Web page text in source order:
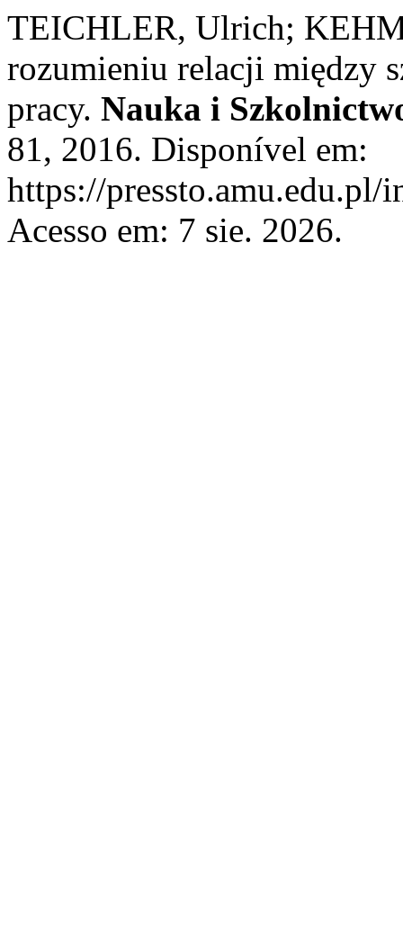
TEICHLER, Ulrich;
rozumieniu relacji między
pracy. Nauka i
81, 2016. Disponível em:
https://
Acesso em: 7 sie. 2026.